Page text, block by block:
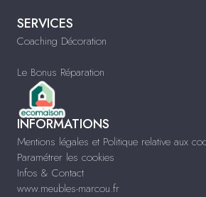
SERVICES
Coaching Décoration
Le Bonus Réparation
INFORMATIONS
Mentions légales et Politique relative aux
Paramétrer les cookies
Infos & Contact
www.meubles-marcou.fr